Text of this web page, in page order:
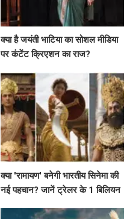
क्या है जयंती भाटिया का सोशल मीडिया
पर कंटेंट क्रिएशन का राज?
क्या 'रामायण' बनेगी भारतीय सिनेमा की
नई पहचान? जानें ट्रेलर के 1 बिलियन